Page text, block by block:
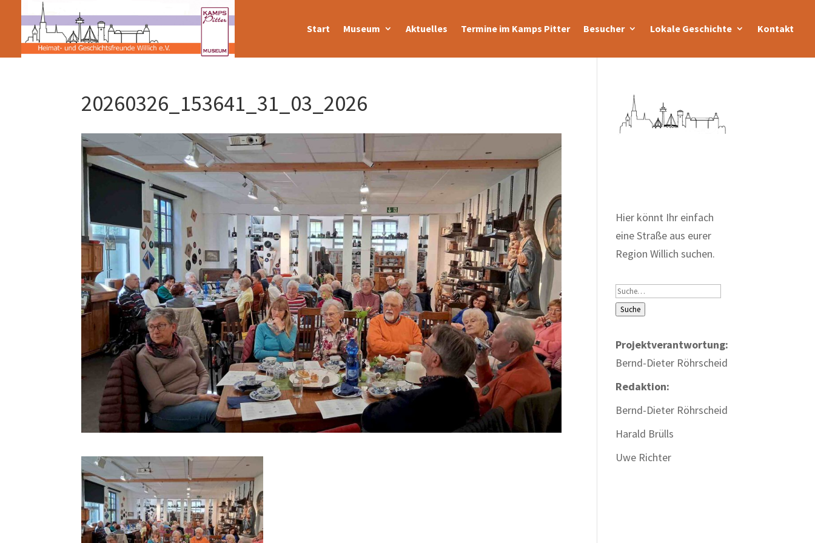
Start Museum Aktuelles Termine im Kamps Pitter Besucher Lokale Geschichte Kontakt
20260326_153641_31_03_2026
Hier könnt Ihr einfach
eine Straße aus eurer
Region Willich suchen.
Suche
Suche
Projektverantwortung:
Bernd-Dieter Röhrscheid
Redaktion:
Bernd-Dieter Röhrscheid
Harald Brülls
Uwe Richter